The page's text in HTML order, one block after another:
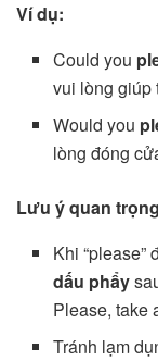
Ví dụ:
Could you
vui lòng giúp
Would you
lòng đóng
Lưu ý quan
Khi “please”
dấu phẩy
Please, take
Tránh lạm